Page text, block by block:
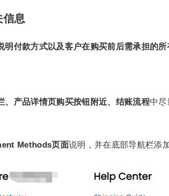
信息
明付款方式以及客户在购买前后需承担的所
、产品详情页购买按钮附近、结账流程中尽
Methods页面说明，并在底部导航栏添